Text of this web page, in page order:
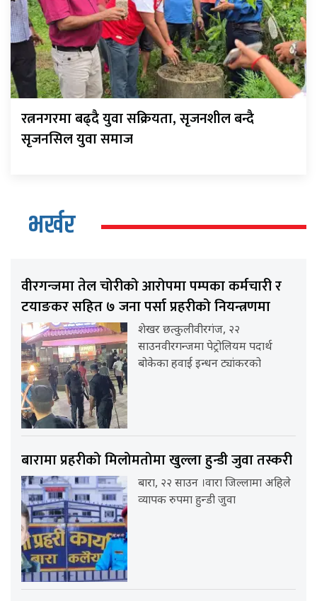
रत्ननगरमा बढ्दै युवा सक्रियता, सृजनशील बन्दै
सृजनसिल युवा समाज
भर्खर
वीरगन्जमा तेल चोरीको आरोपमा पम्पका कर्मचारी र
टयाङकर सहित ७ जना पर्सा प्रहरीको नियन्त्रणमा
शेखर छत्कुलीवीरगंज, २२
साउनवीरगन्जमा पेट्रोलियम पदार्थ
बोकेका हवाई इन्धन ट्यांकरको
बारामा प्रहरीको मिलोमतोमा खुल्ला हुन्डी जुवा तस्करी
बारा, २२ साउन ।वारा जिल्लामा अहिले
व्यापक रुपमा हुन्डी जुवा